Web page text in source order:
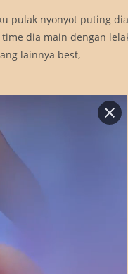
pulak nyonyot puting dia
time dia main dengan
lainnya best,